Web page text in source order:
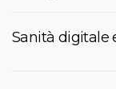
Sanità digitale